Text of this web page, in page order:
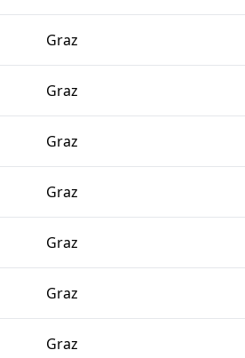
Graz
Graz
Graz
Graz
Graz
Graz
Graz